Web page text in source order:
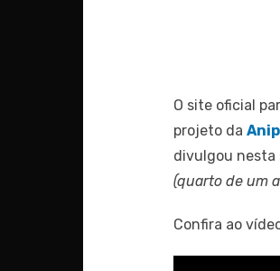
O site oficial
projeto da
divulgou
(quarto de um
Confira ao